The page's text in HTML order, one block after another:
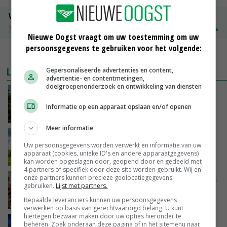
Volle melkpoeder
Zuivel NL
MEER MARKTPRIJZEN
LAATSTE NIEUWS
Kamervragen over onttrekkingsverbod,
minister spreekt van ‘ondernemersrisico’
overkant’
GISTEREN, 15:30
Oorlogen en El Niño stuwen voedselprijzen op
GISTEREN, 15:04
Nettowinst Royal A-ware onder druk ondanks
Nieuwe Oogst vraagt om uw toestemming om uw
persoonsgegevens te gebruiken voor het volgende:
Gepersonaliseerde advertenties en content,
advertentie- en contentmetingen,
doelgroepenonderzoek en ontwikkeling van diensten
Informatie op een apparaat opslaan en/of openen
Meer informatie
Uw persoonsgegevens worden verwerkt en informatie van uw
apparaat (cookies, unieke ID's en andere apparaatgegevens)
kan worden opgeslagen door, geopend door en gedeeld met
4 partners of specifiek door deze site worden gebruikt. Wij en
onze partners kunnen precieze geolocatiegegevens
gebruiken. Lijst met partners.
Bepaalde leveranciers kunnen uw persoonsgegevens
verwerken op basis van gerechtvaardigd belang. U kunt
hiertegen bezwaar maken door uw opties hieronder te
beheren. Zoek onderaan deze pagina of in het sitemenu naar